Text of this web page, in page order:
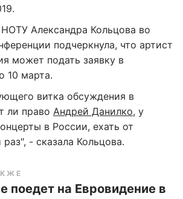
Александра Кольцова во
подчеркнула, что артист
может подать заявку в
10 марта.
витка обсуждения в
ли право Андрей Данилко, у
в России, ехать от
- сказала Кольцова.
поедет на Евровидение в